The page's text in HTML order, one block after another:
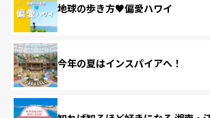
地球の歩き方♥偏愛ハワイ
今年の夏はインスパイアへ！